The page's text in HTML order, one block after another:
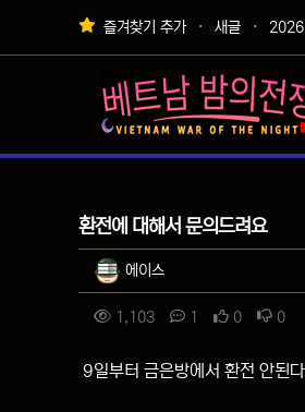
상단 네비 즐겨찾기 추가 새글 2026
질문&답변환전에 대해서 문의드려요
작성자 정보
에이스
컨텐츠 정보
1,103조회 1 댓글 0추천 0비
본문
9일부터 금은방에서 환전 안된